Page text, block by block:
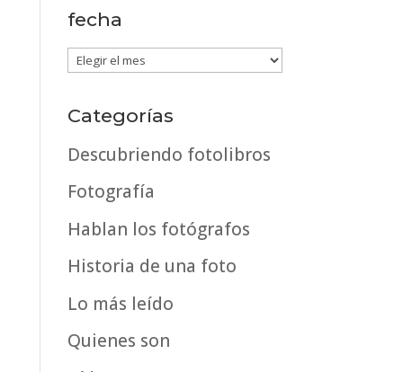
fecha
Post
por
fecha
Categorías
Descubriendo fotolibros
Fotografía
Hablan los fotógrafos
Historia de una foto
Lo más leído
Quienes son